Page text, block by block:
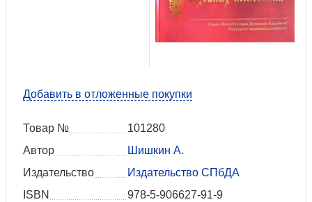
Добавить в отложенные покупки
Товар №
101280
Автор
Шишкин А.
Издательство
Издательство СПбДА
ISBN
978-5-906627-91-9